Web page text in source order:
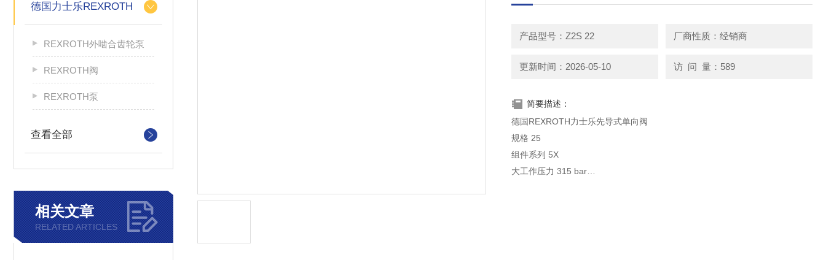
德国力士乐REXROTH
REXROTH外啮合齿轮泵
REXROTH阀
REXROTH泵
查看全部
相关文章
RELATED ARTICLES
产品型号：Z2S 22 厂商性质：经销商
更新时间：2026-05-10 访 问 量：589
简要描述：
德国REXROTH力士乐先导式单向阀
规格 25
组件系列 5X
大工作压力 315 bar